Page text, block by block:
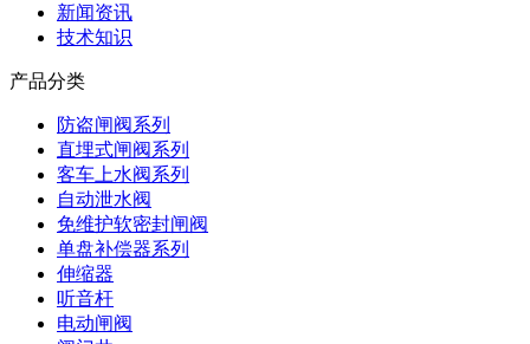
新闻资讯
技术知识
产品分类
防盗闸阀系列
直埋式闸阀系列
客车上水阀系列
自动泄水阀
免维护软密封闸阀
单盘补偿器系列
伸缩器
听音杆
电动闸阀